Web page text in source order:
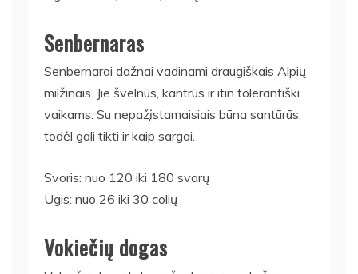
Senbernaras
Senbernarai dažnai vadinami draugiškais Alpių
milžinais. Jie švelnūs, kantrūs ir itin tolerantiški
vaikams. Su nepažįstamaisiais būna santūrūs,
todėl gali tikti ir kaip sargai.
Svoris: nuo 120 iki 180 svarų
Ūgis: nuo 26 iki 30 colių
Vokiečių dogas